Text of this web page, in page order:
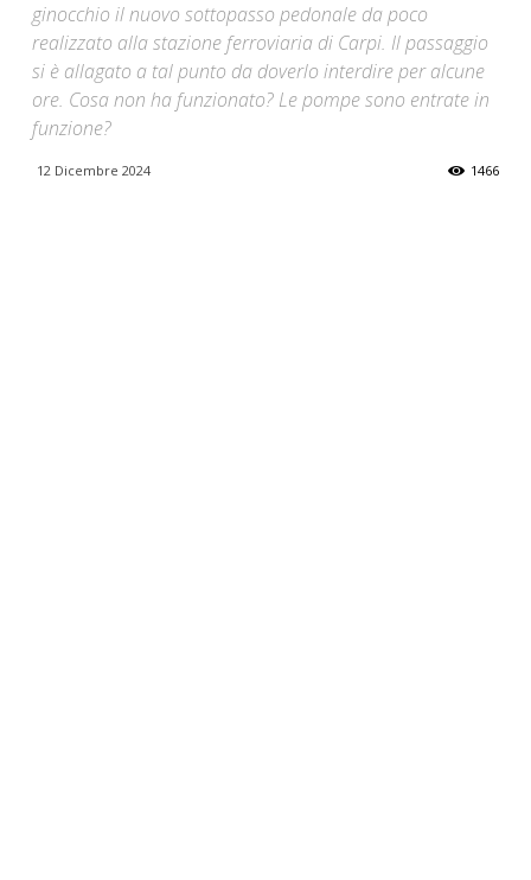
ginocchio il nuovo sottopasso pedonale da poco
realizzato alla stazione ferroviaria di Carpi. Il passaggio
si è allagato a tal punto da doverlo interdire per alcune
ore. Cosa non ha funzionato? Le pompe sono entrate in
funzione?
12 Dicembre 2024 1466